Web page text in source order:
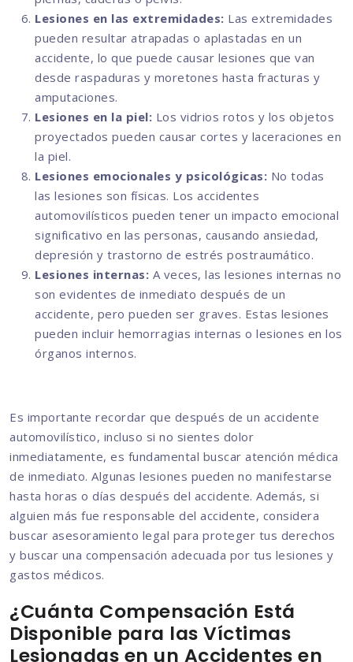
Lesiones en las extremidades: Las extremidades
pueden resultar atrapadas o aplastadas en un
accidente, lo que puede causar lesiones que van
desde raspaduras y moretones hasta fracturas y
amputaciones.
Lesiones en la piel: Los vidrios rotos y los objetos
proyectados pueden causar cortes y laceraciones en
la piel.
Lesiones emocionales y psicológicas: No todas
las lesiones son físicas. Los accidentes
automovilísticos pueden tener un impacto emocional
significativo en las personas, causando ansiedad,
depresión y trastorno de estrés postraumático.
Lesiones internas: A veces, las lesiones internas no
son evidentes de inmediato después de un
accidente, pero pueden ser graves. Estas lesiones
pueden incluir hemorragias internas o lesiones en los
órganos internos.
Es importante recordar que después de un accidente
automovilístico, incluso si no sientes dolor
inmediatamente, es fundamental buscar atención médica
de inmediato. Algunas lesiones pueden no manifestarse
hasta horas o días después del accidente. Además, si
alguien más fue responsable del accidente, considera
buscar asesoramiento legal para proteger tus derechos
y buscar una compensación adecuada por tus lesiones y
gastos médicos.
¿Cuánta Compensación Está
Disponible para las Víctimas
Lesionadas en un Accidentes en